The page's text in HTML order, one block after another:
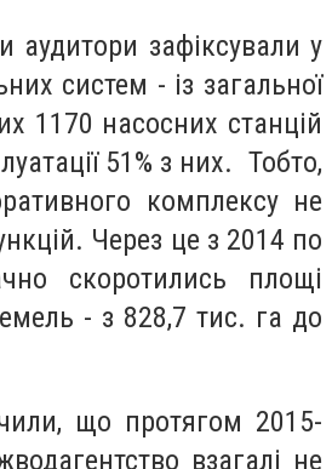
аудитори зафіксували у
систем - із загальної
1170 насосних станцій
51% з них. Тобто,
комплексу не
Через це з 2014 по
скоротились площі
- з 828,7 тис. га до
що протягом 2015-
взагалі не